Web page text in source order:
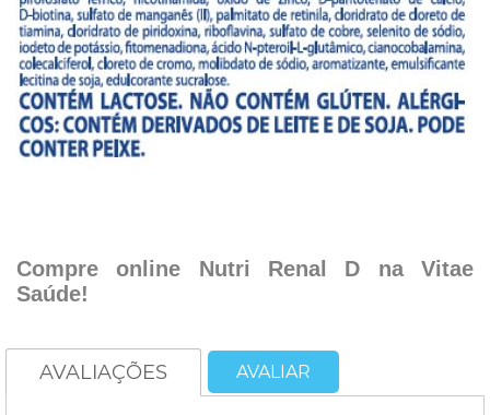
Compre online Nutri Renal D na Vitae
Saúde!
AVALIAÇÕES AVALIAR